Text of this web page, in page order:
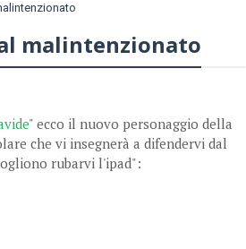
malintenzionato
" ecco il nuovo personaggio della
che vi insegnerà a difendervi dal
rubarvi l'ipad":